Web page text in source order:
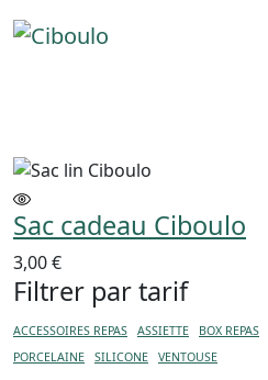
Sac cadeau Ciboulo
3,00€
Filtrer par tarif
ACCESSOIRES REPAS ASSIETTE BOX REPAS
PORCELAINE
SILICONE VENTOUSE